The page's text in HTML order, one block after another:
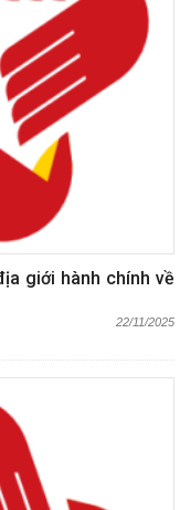
giới hành chính về
22/11/2025